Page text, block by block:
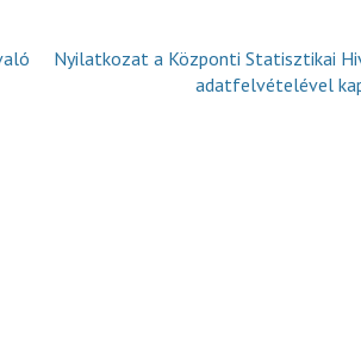
Nyilatkozat a Központi Statisztikai
adatfelvételével